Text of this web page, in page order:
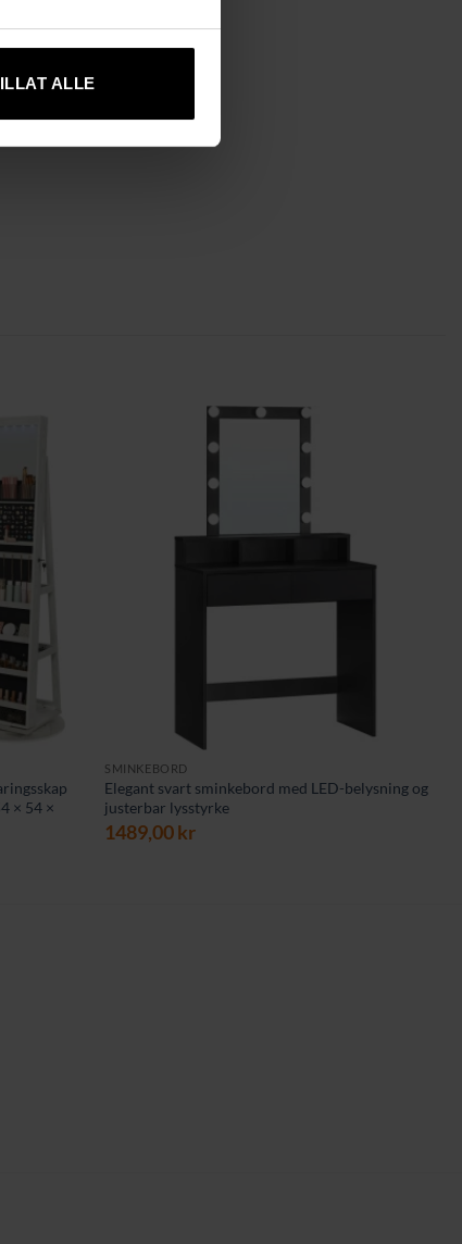
ALLE
× 54 ×
SMINKEBORD
Elegant svart sminkebord med LED-belysning og
justerbar lysstyrke
1489,00kr